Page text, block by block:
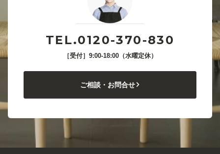
TEL.0120-370-830
［受付］9:00-18:00（水曜定休）
ご相談・お問合せ